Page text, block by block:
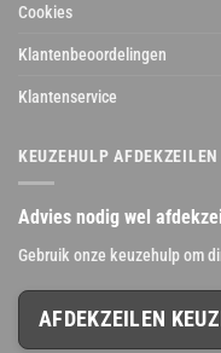
Cookies
Klantenbeoordelingen
Klantenservice
KEUZEHULP AFDEKZEILEN
Advies nodig wel
Gebruik onze keuzehulp om
AFDEKZEILEN